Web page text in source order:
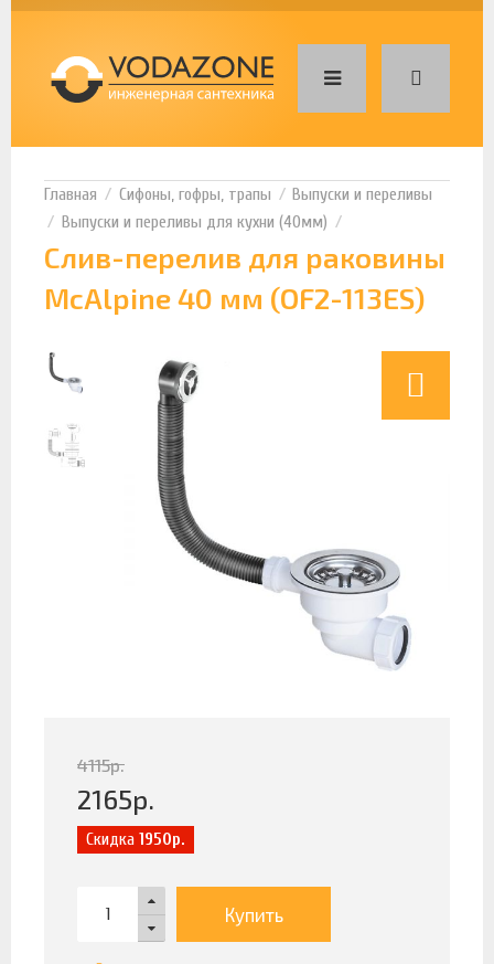
Сифоны, гофры, трапы
Выпуски и переливы
Выпуски и переливы для кухни (40мм)
Слив-перелив для раковины
McAlpine 40 мм (OF2-113ES)
4115р.
2165р.
Скидка 1950р.
Купить